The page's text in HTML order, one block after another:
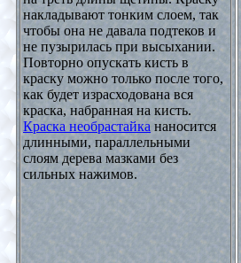
накладывают тонким слоем, так
чтобы она не давала подтеков и
не пузырилась при высыхании.
Повторно опускать кисть в
краску можно только после того,
как будет израсходована вся
краска, набранная на кисть.
Краска необрастайкананосится
длинными, параллельными
слоям дерева мазками без
сильных нажимов.